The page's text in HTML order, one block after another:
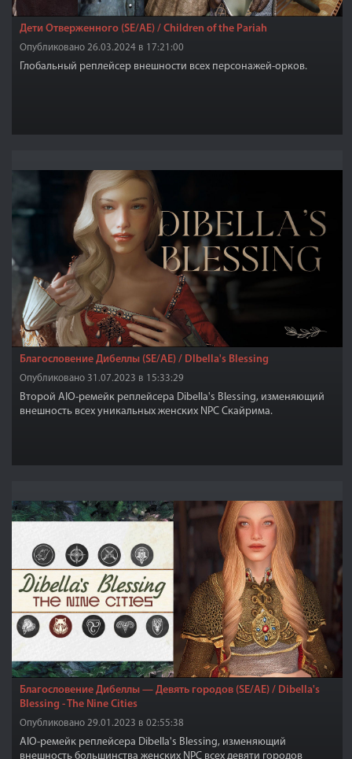
Дети Отверженного (SE/AE) / Children of the Pariah
Опубликовано 26.03.2024 в 17:21:00
Глобальный реплейсер внешности всех персонажей-орков.
Благословение Дибеллы (SE/AE) / DIbella's Blessing
Опубликовано 31.07.2023 в 15:33:29
Второй AIO-ремейк реплейсера Dibella's Blessing, изменяющий
внешность всех уникальных женских NPC Скайрима.
Благословение Дибеллы — Девять городов (SE/AE) / Dibella's
Blessing - The Nine Cities
Опубликовано 29.01.2023 в 02:55:38
AIO-ремейк реплейсера Dibella's Blessing, изменяющий
внешность большинства женских NPC всех девяти городов